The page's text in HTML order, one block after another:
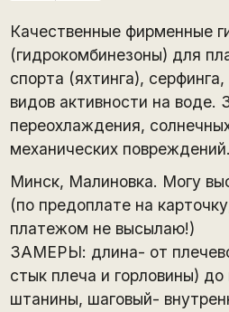
Качественные фирменные
(гидрокомбинезоны) для
спорта (яхтинга),
видов активности на
переохлаждения,
механических повреждений.
Минск, Малиновка. Могу
(по предоплате на
платежом не высылаю!)
ЗАМЕРЫ: длина- от
стык плеча и горловины) до
штанины, шаговый-